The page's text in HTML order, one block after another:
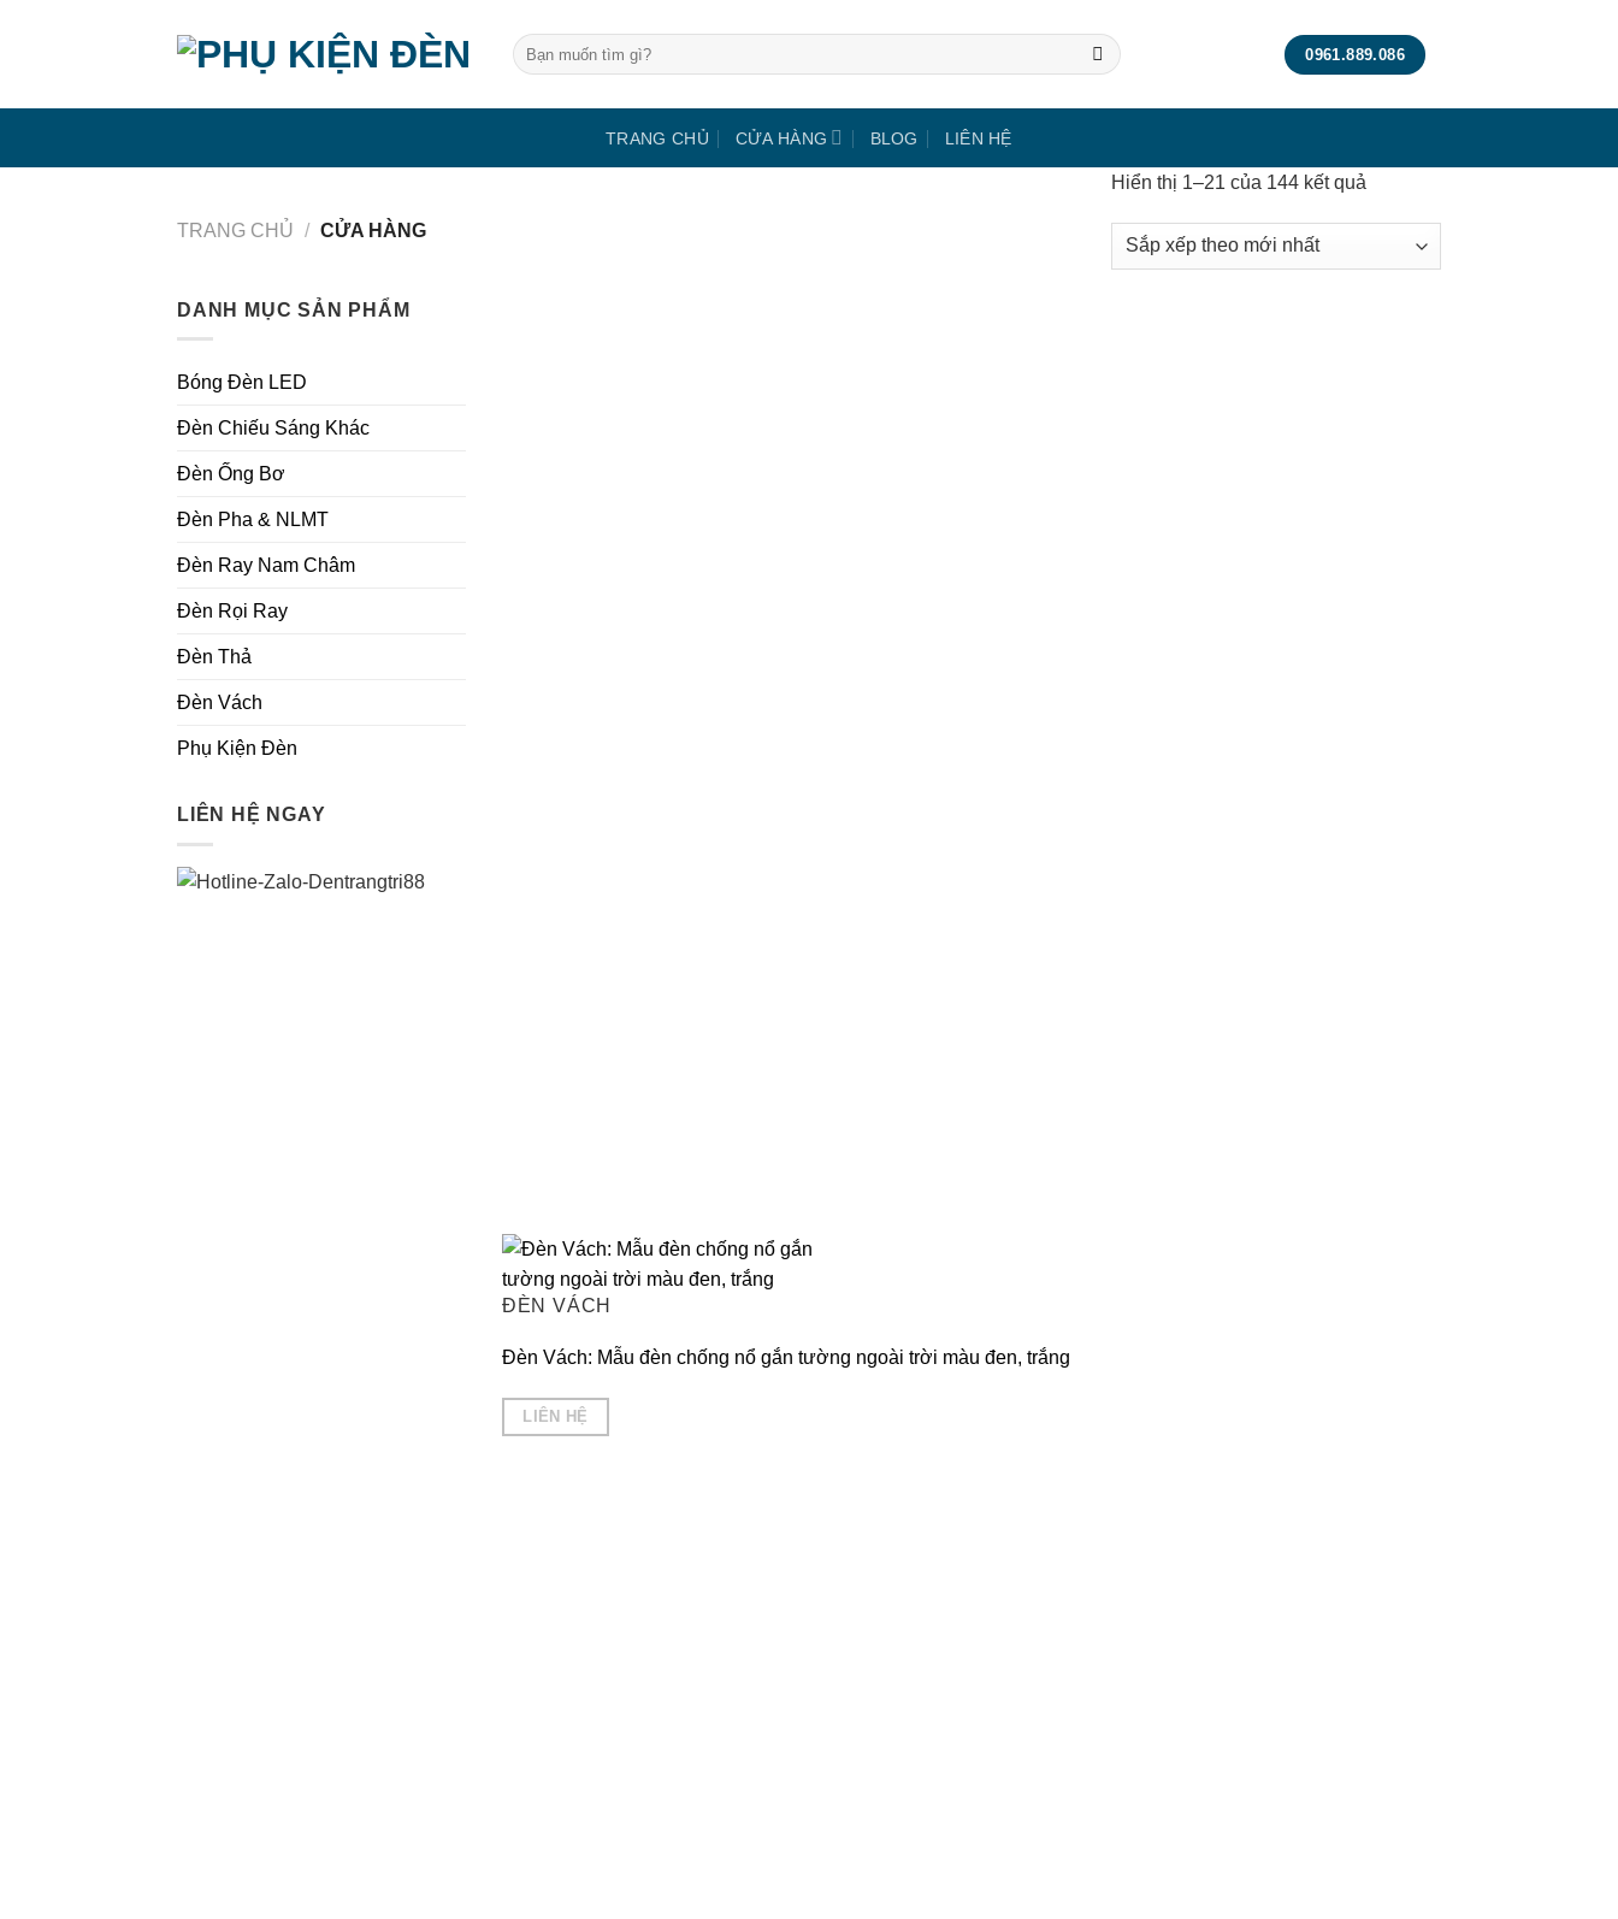
dung
Tìm
kiếm:
0961.889.086
TRANG CHỦ CỬA HÀNG BLOG LIÊN HỆ
TRANG CHỦ / CỬA HÀNG
Hiển thị 1–21 của 144 kết quảĐã
theo
DANH MỤC SẢN PHẨM
Bóng Đèn LED
Đèn Chiếu Sáng Khác
Đèn Ống Bơ
Đèn Pha & NLMT
Đèn Ray Nam Châm
Đèn Rọi Ray
Đèn Thả
Đèn Vách
Phụ Kiện Đèn
LIÊN HỆ NGAY
ĐÈN VÁCH
Đèn Vách: Mẫu đèn chống nổ gắn tường ngoài trời màu đen, trắng
LIÊN HỆ